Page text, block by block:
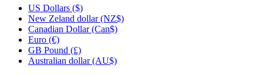
US Dollars ($)
New Zeland dollar (NZ$)
Canadian Dollar (Can$)
Euro (€)
GB Pound (£)
Australian dollar (AU$)